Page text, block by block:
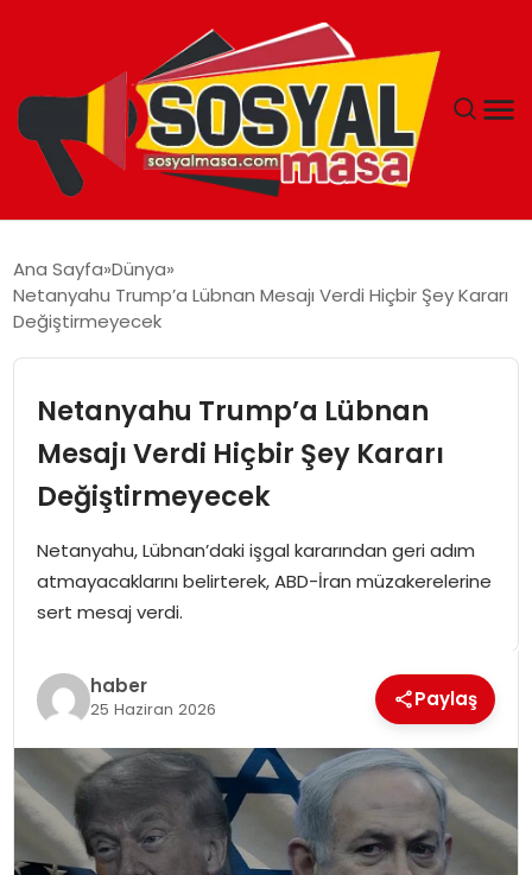
EKONOMI
TEKNOLOJI
EĞITIM
SPOR
GÜNDEM
MAGAZIN
Ana Sayfa Dünya
Netanyahu Trump’a Lübnan Mesajı Verdi Hiçbir Şey Kararı
Değiştirmeyecek
Netanyahu Trump’a Lübnan
Mesajı Verdi Hiçbir Şey Kararı
Değiştirmeyecek
Netanyahu, Lübnan’daki işgal kararından geri adım
atmayacaklarını belirterek, ABD-İran müzakerelerine
sert mesaj verdi.
haber
25 Haziran 2026 Paylaş